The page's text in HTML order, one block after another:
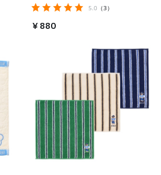
5.0 （3）
￥880